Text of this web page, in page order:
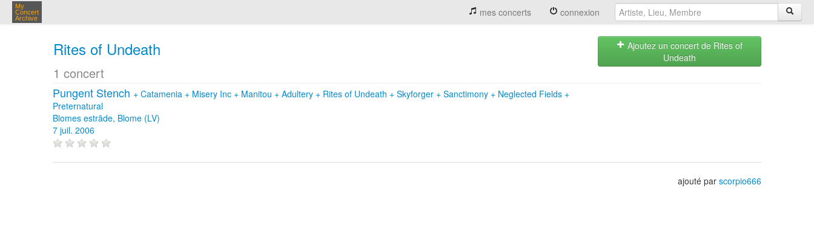
My
Concert
Archive
mes concerts connexion
Rites of Undeath
1 concert
Ajoutez un concert de Rites of
Undeath
Pungent Stench + Catamenia + Misery Inc + Manitou + Adultery + Rites of Undeath + Skyforger + Sanctimony + Neglected Fields +
Preternatural
Blomes estrāde, Blome (LV)
7 juil. 2006
ajouté par scorpio666